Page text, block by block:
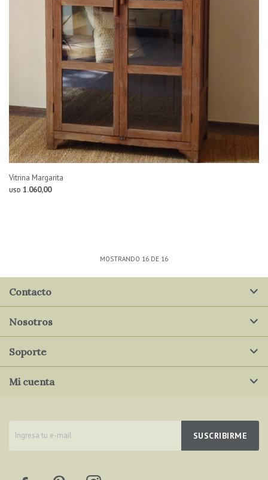
Vitrina Margarita
USD 1.060,00
MOSTRANDO 16 DE 16
SUSCRIBIRME
Contacto
Nosotros
Soporte
Mi cuenta